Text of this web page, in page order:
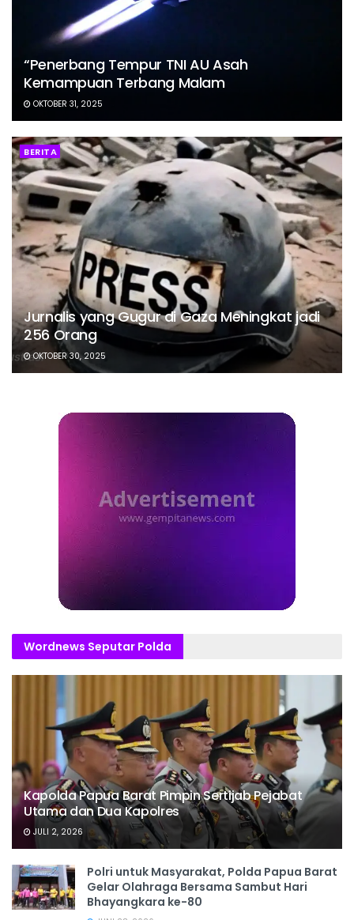
“Penerbang Tempur TNI AU Asah
Kemampuan Terbang Malam
OKTOBER 31, 2025
BERITA
Jurnalis yang Gugur di Gaza Meningkat jadi
256 Orang
OKTOBER 30, 2025
Wordnews Seputar Polda
Kapolda Papua Barat Pimpin Sertijab Pejabat
Utama dan Dua Kapolres
JULI 2, 2026
Polri untuk Masyarakat, Polda Papua Barat
Gelar Olahraga Bersama Sambut Hari
Bhayangkara ke-80